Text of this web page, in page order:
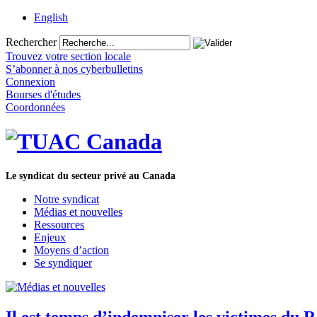
English
Rechercher
Trouvez votre section locale
S’abonner à nos cyberbulletins
Connexion
Bourses d'études
Coordonnées
Le syndicat du secteur privé au Canada
Notre syndicat
Médias et nouvelles
Ressources
Enjeux
Moyens d’action
Se syndiquer